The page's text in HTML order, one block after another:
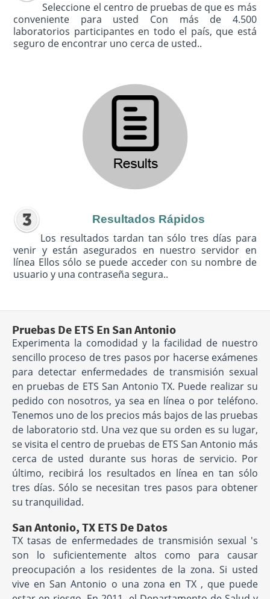
Seleccione el centro de pruebas de que es más
conveniente para usted Con más de 4.500
laboratorios participantes en todo el país, que está
seguro de encontrar uno cerca de usted..
Resultados Rápidos
Los resultados tardan tan sólo tres días para
venir y están asegurados en nuestro servidor en
línea Ellos sólo se puede acceder con su nombre de
usuario y una contraseña segura..
Pruebas De ETS En San Antonio
Experimenta la comodidad y la facilidad de nuestro
sencillo proceso de tres pasos por hacerse exámenes
para detectar enfermedades de transmisión sexual
en pruebas de ETS San Antonio TX. Puede realizar su
pedido con nosotros, ya sea en línea o por teléfono.
Tenemos uno de los precios más bajos de las pruebas
de laboratorio std. Una vez que su orden es su lugar,
se visita el centro de pruebas de ETS San Antonio más
cerca de usted durante sus horas de servicio. Por
último, recibirá los resultados en línea en tan sólo
tres días. Sólo se necesitan tres pasos para obtener
su tranquilidad.
San Antonio, TX ETS De Datos
TX tasas de enfermedades de transmisión sexual 's
son lo suficientemente altos como para causar
preocupación a los residentes de la zona. Si usted
vive en San Antonio o una zona en TX , que puede